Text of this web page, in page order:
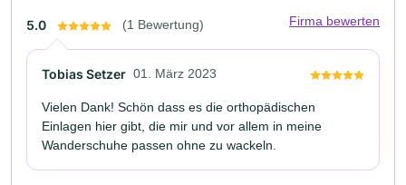
5.0 (1 Bewertung) Firma bewerten
Tobias Setzer 01. März 2023
Vielen Dank! Schön dass es die orthopädischen
Einlagen hier gibt, die mir und vor allem in meine
Wanderschuhe passen ohne zu wackeln.